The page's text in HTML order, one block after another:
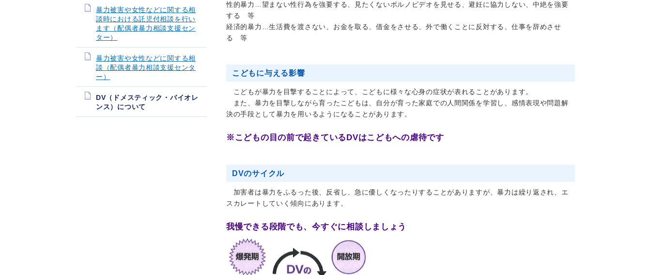
性的暴力…望まない性行為を強要する、見たくないポルノビデオを見せる、避妊に協力しない、中絶を強要
する 等
経済的暴力…生活費を渡さない、お金を取る、借金をさせる、外で働くことに反対する、仕事を辞めさせ
る 等
こどもに与える影響
こどもが暴力を目撃することによって、こどもに様々な心身の症状が表れることがあります。
また、暴力を目撃しながら育ったこどもは、自分が育った家庭での人間関係を学習し、感情表現や問題解
決の手段として暴力を用いるようになることがあります。
※こどもの目の前で起きているDVはこどもへの虐待です
DVのサイクル
加害者は暴力をふるった後、反省し、急に優しくなったりすることがありますが、暴力は繰り返され、エ
スカレートしていく傾向にあります。
我慢できる段階でも、今すぐに相談しましょう
暴力被害や女性などに関する相
談時における託児付相談を行い
ます（配偶者暴力相談支援セン
ター）
暴力被害や女性などに関する相
談（配偶者暴力相談支援センタ
ー）
DV（ドメスティック・バイオレ
ンス）について